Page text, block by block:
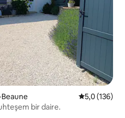
5 üzerinden
5,0 (136)
bir daire.